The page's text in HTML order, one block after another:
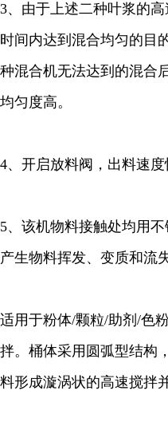
3、由于上述二种叶浆的
时间内达到混合均匀的目
种混合机无法达到的混合
均匀度高。
4、开启放料阀，出料速度
5、该机物料接触处均用
产生物料挥发、变质和流失
适用于粉体/颗粒/助剂/色
拌。桶体采用圆弧型结构
料形成漩涡状的高速搅拌